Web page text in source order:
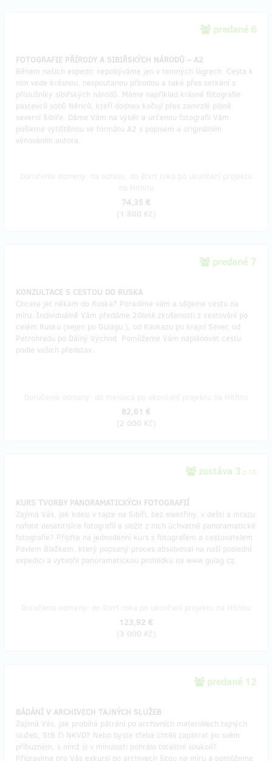
predané 6
FOTOGRAFIE PŘÍRODY A SIBIŘSKÝCH NÁRODŮ – A2
Během našich expedic nepobýváme jen v temných lágrech. Cesta k
nim vede krásnou, nespoutanou přírodou a také přes setkání s
příslušníky sibiřských národů. Máme například krásné fotografie
pastevců sobů Něnců, kteří dodnes kočují přes zamrzlé pláně
severní Sibiře. Dáme Vám na výběr a určenou fotografii Vám
pošleme vytištěnou ve formátu A2 s popisem a originálním
věnováním autora.
74,35 €
(1 800 Kč)
predané 7
KONZULTACE S CESTOU DO RUSKA
Chcete jet někam do Ruska? Poradíme vám a ušijeme cestu na
míru. Individuálně Vám předáme 20leté zkušenosti z cestování po
celém Rusku (nejen po Gulagu:), od Kavkazu po krajní Sever, od
Petrohradu po Dálný Východ. Pomůžeme Vám naplánovat cestu
podle vašich představ.
82,61 €
(2 000 Kč)
zostáva 3 z 10
KURS TVORBY PANORAMATICKÝCH FOTOGRAFIÍ
Zajímá Vás, jak kdesi v tajze na Sibiři, bez elektřiny, v dešti a mrazu
nafotit desetitisíce fotografií a složit z nich úchvatné panoramatické
fotografie? Přijďte na jednodenní kurs s fotografem a cestovatelem
Pavlem Blažkem, který popsaný proces absolvoval na naší poslední
expedici a vytvořil panoramatickou prohlídku na www.gulag.cz.
123,92 €
(3 000 Kč)
predané 12
BÁDÁNÍ V ARCHIVECH TAJNÝCH SLUŽEB
Zajímá Vás, jak probíhá pátrání po archivních materiálech tajných
služeb, StB či NKVD? Nebo byste třeba chtěli zapátrat po svém
příbuzném, s nímž si v minulosti pohrálo totalitní soukolí?
Připravíme pro Vás exkursi po archivech šitou na míru a pomůžeme